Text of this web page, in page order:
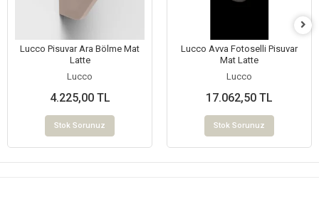
Lucco Pisuvar Ara Bölme Mat
Latte
Lucco
4.225,00 TL
Stok Sorunuz
Lucco Avva Fotoselli Pisuvar
Mat Latte
Lucco
17.062,50 TL
Stok Sorunuz